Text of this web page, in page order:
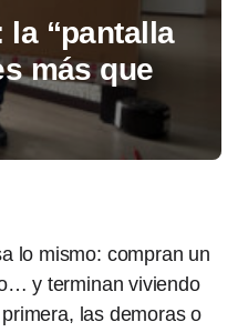
la “pantalla
más que
lo mismo: compran un
y terminan viviendo
las demoras o